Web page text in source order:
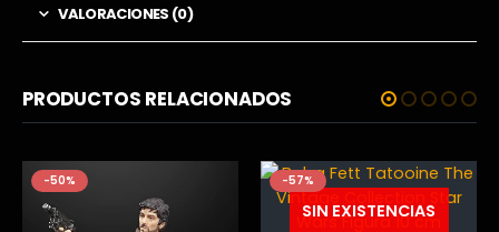
VALORACIONES (0)
PRODUCTOS RELACIONADOS
-50% -57%
SIN EXISTENCIAS